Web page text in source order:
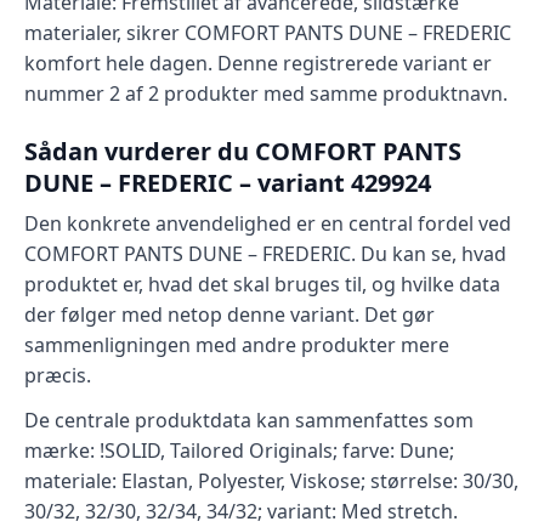
materialer, sikrer COMFORT PANTS DUNE – FREDERIC
komfort hele dagen. Denne registrerede variant er
nummer 2 af 2 produkter med samme produktnavn.
Sådan vurderer du COMFORT PANTS
DUNE – FREDERIC – variant 429924
Den konkrete anvendelighed er en central fordel ved
COMFORT PANTS DUNE – FREDERIC. Du kan se, hvad
produktet er, hvad det skal bruges til, og hvilke data
der følger med netop denne variant. Det gør
sammenligningen med andre produkter mere
præcis.
De centrale produktdata kan sammenfattes som
mærke: !SOLID, Tailored Originals; farve: Dune;
materiale: Elastan, Polyester, Viskose; størrelse: 30/30,
30/32, 32/30, 32/34, 34/32; variant: Med stretch.